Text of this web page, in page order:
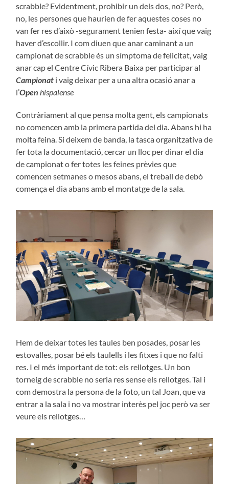
scrabble? Evidentment, prohibir un dels dos, no? Però,
no, les persones que haurien de fer aquestes coses no
van fer res d’això -segurament tenien festa- així que vaig
haver d’escollir. I com diuen que anar caminant a un
campionat de scrabble és un símptoma de felicitat, vaig
anar cap el Centre Cívic Ribera Baixa per participar al
Campionat i vaig deixar per a una altra ocasió anar a
l’Open hispalense
Contràriament al que pensa molta gent, els campionats
no comencen amb la primera partida del dia. Abans hi ha
molta feina. Si deixem de banda, la tasca organitzativa de
fer tota la documentació, cercar un lloc per dinar el dia
de campionat o fer totes les feines prèvies que
comencen setmanes o mesos abans, el treball de debò
comença el dia abans amb el montatge de la sala.
Hem de deixar totes les taules ben posades, posar les
estovalles, posar bé els taulells i les fitxes i que no falti
res. I el més important de tot: els rellotges. Un bon
torneig de scrabble no seria res sense els rellotges. Tal i
com demostra la persona de la foto, un tal Joan, que va
entrar a la sala i no va mostrar interès pel joc però va ser
veure els rellotges…